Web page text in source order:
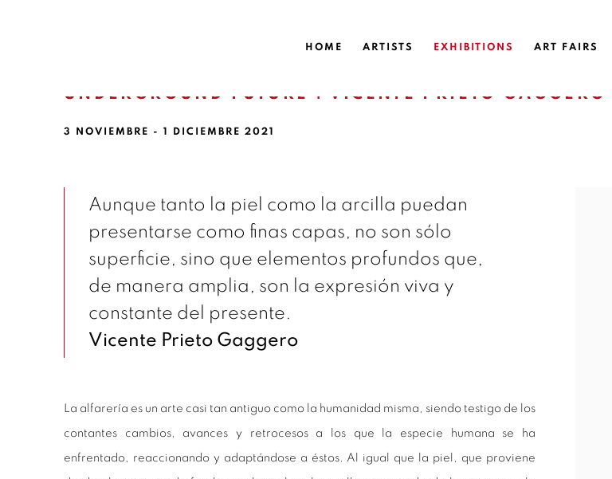
HOME ARTISTS EXHIBITIONS ART FAIRS
UNDERGROUND FUTURE | VICENTE PRIETO GAGGERO
3 NOVIEMBRE - 1 DICIEMBRE 2021
Aunque tanto la piel como la arcilla puedan
presentarse como finas capas, no son sólo
superficie, sino que elementos profundos que,
de manera amplia, son la expresión viva y
constante del presente.
Vicente Prieto Gaggero
La alfarería es un arte casi tan antiguo como la humanidad misma, siendo testigo de los
contantes cambios, avances y retrocesos a los que la especie humana se ha
enfrentado, reaccionando y adaptándose a éstos. Al igual que la piel, que proviene